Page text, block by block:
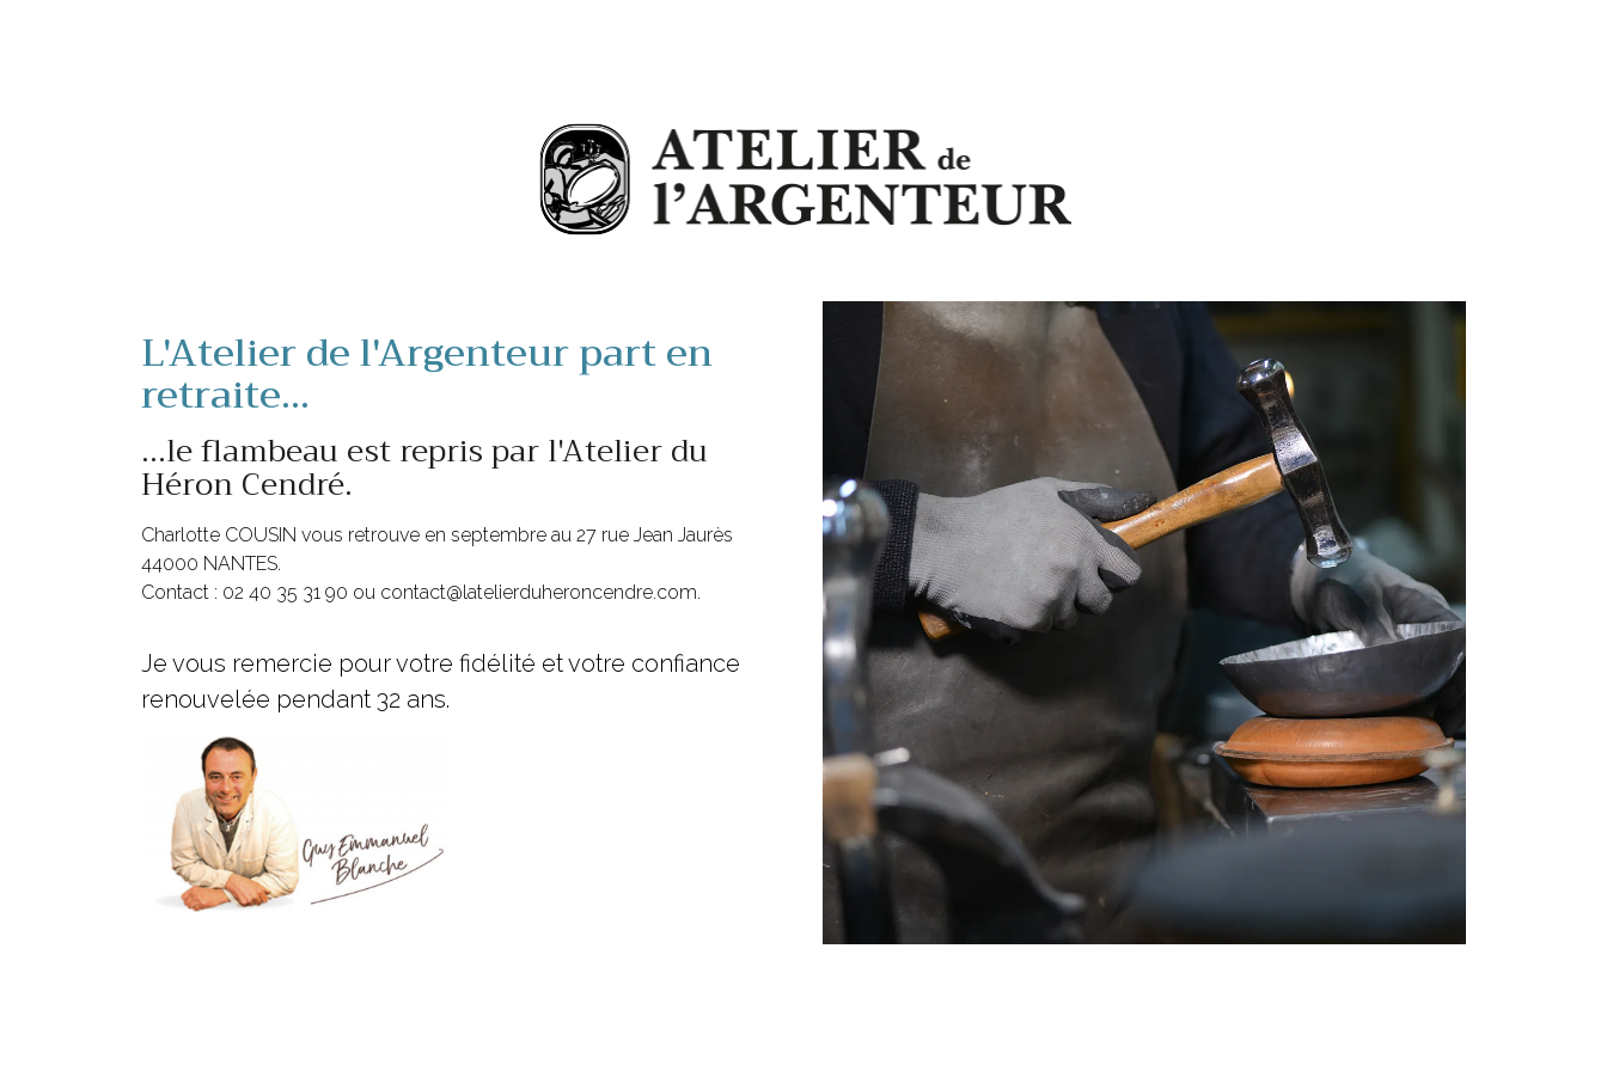
L'Atelier de l'Argenteur part en
retraite...
...le flambeau est repris par l'Atelier du
Héron Cendré.
Charlotte COUSIN vous retrouve en septembre au 27 rue Jean Jaurès
44000 NANTES.
Contact : 02 40 35 31 90 ou contact@latelierduheroncendre.com.
Je vous remercie pour votre fidélité et votre confiance
renouvelée pendant 32 ans.